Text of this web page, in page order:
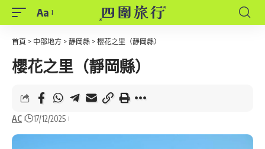
Font
Resizer
Aa
首頁 > 中部地方 > 靜岡縣 > 櫻花之里（靜岡縣）
櫻花之里（靜岡縣）
AC 17/12/2025